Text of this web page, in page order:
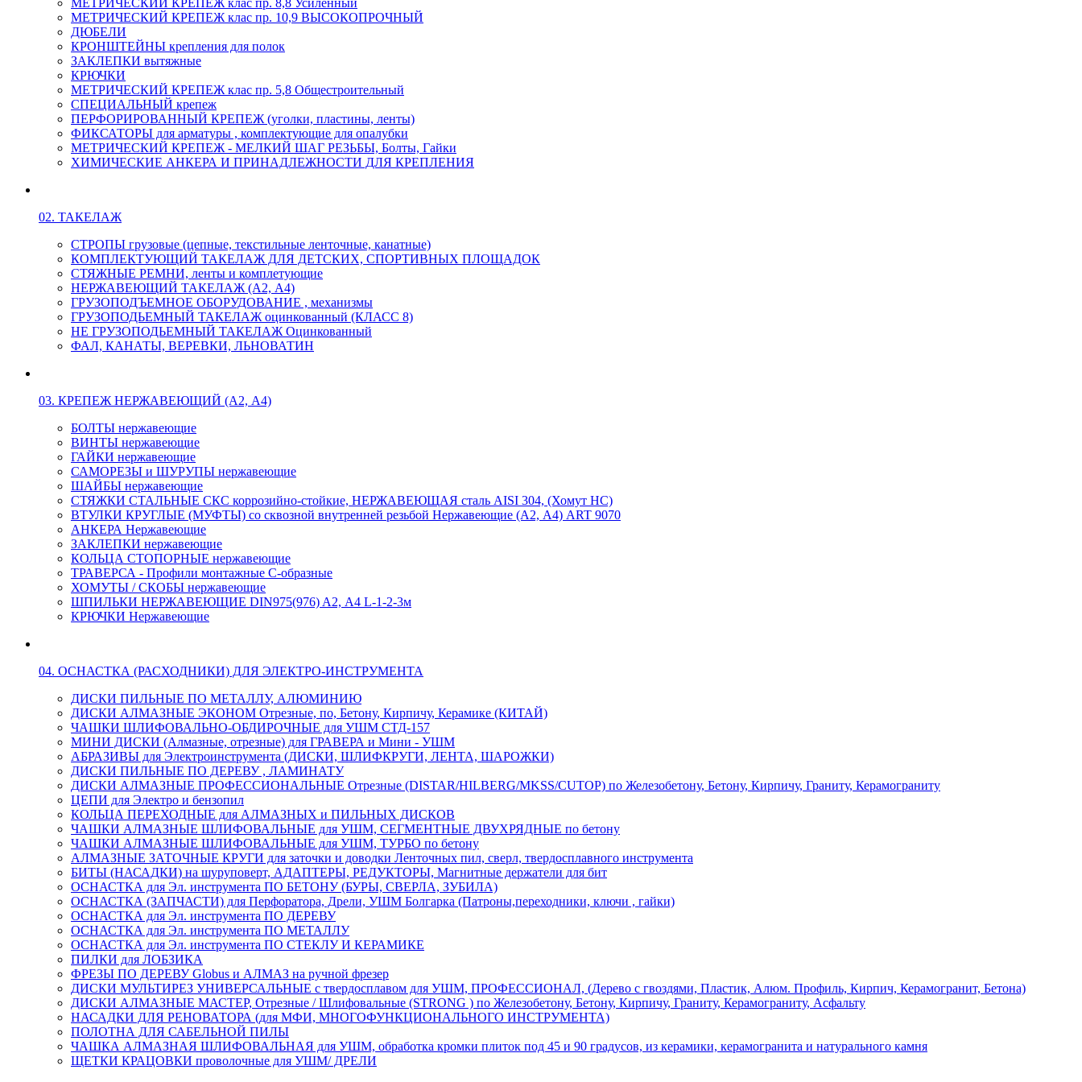
МЕТРИЧЕСКИЙ КРЕПЕЖ клас пр. 8,8 Усиленный
МЕТРИЧЕСКИЙ КРЕПЕЖ клас пр. 10,9 ВЫСОКОПРОЧНЫЙ
ДЮБЕЛИ
КРОНШТЕЙНЫ крепления для полок
ЗАКЛЕПКИ вытяжные
КРЮЧКИ
МЕТРИЧЕСКИЙ КРЕПЕЖ клас пр. 5,8 Общестроительный
СПЕЦИАЛЬНЫЙ крепеж
ПЕРФОРИРОВАННЫЙ КРЕПЕЖ (уголки, пластины, ленты)
ФИКСАТОРЫ для арматуры , комплектующие для опалубки
МЕТРИЧЕСКИЙ КРЕПЕЖ - МЕЛКИЙ ШАГ РЕЗЬБЫ, Болты, Гайки
ХИМИЧЕСКИЕ АНКЕРА И ПРИНАДЛЕЖНОСТИ ДЛЯ КРЕПЛЕНИЯ
02. ТАКЕЛАЖ
СТРОПЫ грузовые (цепные, текстильные ленточные, канатные)
КОМПЛЕКТУЮЩИЙ ТАКЕЛАЖ ДЛЯ ДЕТСКИХ, СПОРТИВНЫХ ПЛОЩАДОК
СТЯЖНЫЕ РЕМНИ, ленты и комплетующие
НЕРЖАВЕЮЩИЙ ТАКЕЛАЖ (А2, А4)
ГРУЗОПОДЪЕМНОЕ ОБОРУДОВАНИЕ , механизмы
ГРУЗОПОДЬЕМНЫЙ ТАКЕЛАЖ оцинкованный (КЛАСС 8)
НЕ ГРУЗОПОДЬЕМНЫЙ ТАКЕЛАЖ Оцинкованный
ФАЛ, КАНАТЫ, ВЕРЕВКИ, ЛЬНОВАТИН
03. КРЕПЕЖ НЕРЖАВЕЮЩИЙ (А2, А4)
БОЛТЫ нержавеющие
ВИНТЫ нержавеющие
ГАЙКИ нержавеющие
САМОРЕЗЫ и ШУРУПЫ нержавеющие
ШАЙБЫ нержавеющие
СТЯЖКИ СТАЛЬНЫЕ СКС коррозийно-стойкие, НЕРЖАВЕЮЩАЯ сталь AISI 304, (Хомут НС)
ВТУЛКИ КРУГЛЫЕ (МУФТЫ) со сквозной внутренней резьбой Нержавеющие (А2, А4) ART 9070
АНКЕРА Нержавеющие
ЗАКЛЕПКИ нержавеющие
КОЛЬЦА СТОПОРНЫЕ нержавеющие
ТРАВЕРСА - Профили монтажные С-образные
ХОМУТЫ / СКОБЫ нержавеющие
ШПИЛЬКИ НЕРЖАВЕЮЩИЕ DIN975(976) A2, А4 L-1-2-3м
КРЮЧКИ Нержавеющие
04. ОСНАСТКА (РАСХОДНИКИ) ДЛЯ ЭЛЕКТРО-ИНСТРУМЕНТА
ДИСКИ ПИЛЬНЫЕ ПО МЕТАЛЛУ, АЛЮМИНИЮ
ДИСКИ АЛМАЗНЫЕ ЭКОНОМ Отрезные, по, Бетону, Кирпичу, Керамике (КИТАЙ)
ЧАШКИ ШЛИФОВАЛЬНО-ОБДИРОЧНЫЕ для УШМ СТД-157
МИНИ ДИСКИ (Алмазные, отрезные) для ГРАВЕРА и Мини - УШМ
АБРАЗИВЫ для Электроинструмента (ДИСКИ, ШЛИФКРУГИ, ЛЕНТА, ШАРОЖКИ)
ДИСКИ ПИЛЬНЫЕ ПО ДЕРЕВУ , ЛАМИНАТУ
ДИСКИ АЛМАЗНЫЕ ПРОФЕССИОНАЛЬНЫЕ Отрезные (DISTAR/HILBERG/MKSS/CUTOP) по Железобетону, Бетону, Кирпичу, Граниту, Керамограниту
ЦЕПИ для Электро и бензопил
КОЛЬЦА ПЕРЕХОДНЫЕ для АЛМАЗНЫХ и ПИЛЬНЫХ ДИСКОВ
ЧАШКИ АЛМАЗНЫЕ ШЛИФОВАЛЬНЫЕ для УШМ, СЕГМЕНТНЫЕ ДВУХРЯДНЫЕ по бетону
ЧАШКИ АЛМАЗНЫЕ ШЛИФОВАЛЬНЫЕ для УШМ, ТУРБО по бетону
АЛМАЗНЫЕ ЗАТОЧНЫЕ КРУГИ для заточки и доводки Ленточных пил, сверл, твердосплавного инструмента
БИТЫ (НАСАДКИ) на шуруповерт, АДАПТЕРЫ, РЕДУКТОРЫ, Магнитные держатели для бит
ОСНАСТКА для Эл. инструмента ПО БЕТОНУ (БУРЫ, СВЕРЛА, ЗУБИЛА)
ОСНАСТКА (ЗАПЧАСТИ) для Перфоратора, Дрели, УШМ Болгарка (Патроны,переходники, ключи , гайки)
ОСНАСТКА для Эл. инструмента ПО ДЕРЕВУ
ОСНАСТКА для Эл. инструмента ПО МЕТАЛЛУ
ОСНАСТКА для Эл. инструмента ПО СТЕКЛУ И КЕРАМИКЕ
ПИЛКИ для ЛОБЗИКА
ФРЕЗЫ ПО ДЕРЕВУ Globus и АЛМАЗ на ручной фрезер
ДИСКИ МУЛЬТИРЕЗ УНИВЕРСАЛЬНЫЕ с твердосплавом для УШМ, ПРОФЕССИОНАЛ, (Дерево с гвоздями, Пластик, Алюм. Профиль, Кирпич, Керамогранит, Бетона)
ДИСКИ АЛМАЗНЫЕ МАСТЕР, Отрезные / Шлифовальные (STRONG ) по Железобетону, Бетону, Кирпичу, Граниту, Керамограниту, Асфальту
НАСАДКИ ДЛЯ РЕНОВАТОРА (для МФИ, МНОГОФУНКЦИОНАЛЬНОГО ИНСТРУМЕНТА)
ПОЛОТНА ДЛЯ САБЕЛЬНОЙ ПИЛЫ
ЧАШКА АЛМАЗНАЯ ШЛИФОВАЛЬНАЯ для УШМ, обработка кромки плиток под 45 и 90 градусов, из керамики, керамогранита и натурального камня
ЩЕТКИ КРАЦОВКИ проволочные для УШМ/ ДРЕЛИ